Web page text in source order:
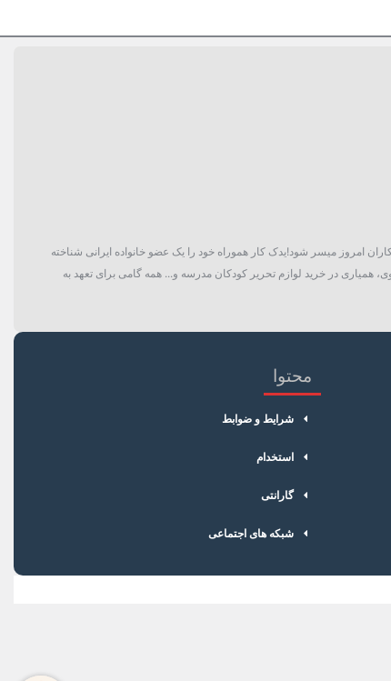
حتی همکاران امروز میسر شود!یدک کار هموراه خود را یک عضو خانواده ایرانی شناخته
همیاری در خرید لوازم تحریر کودکان مدرسه و... همه گامی برای تعهد به
محتوا
شرایط و ضوابط
استخدام
گارانتی
شبکه های اجتماعی